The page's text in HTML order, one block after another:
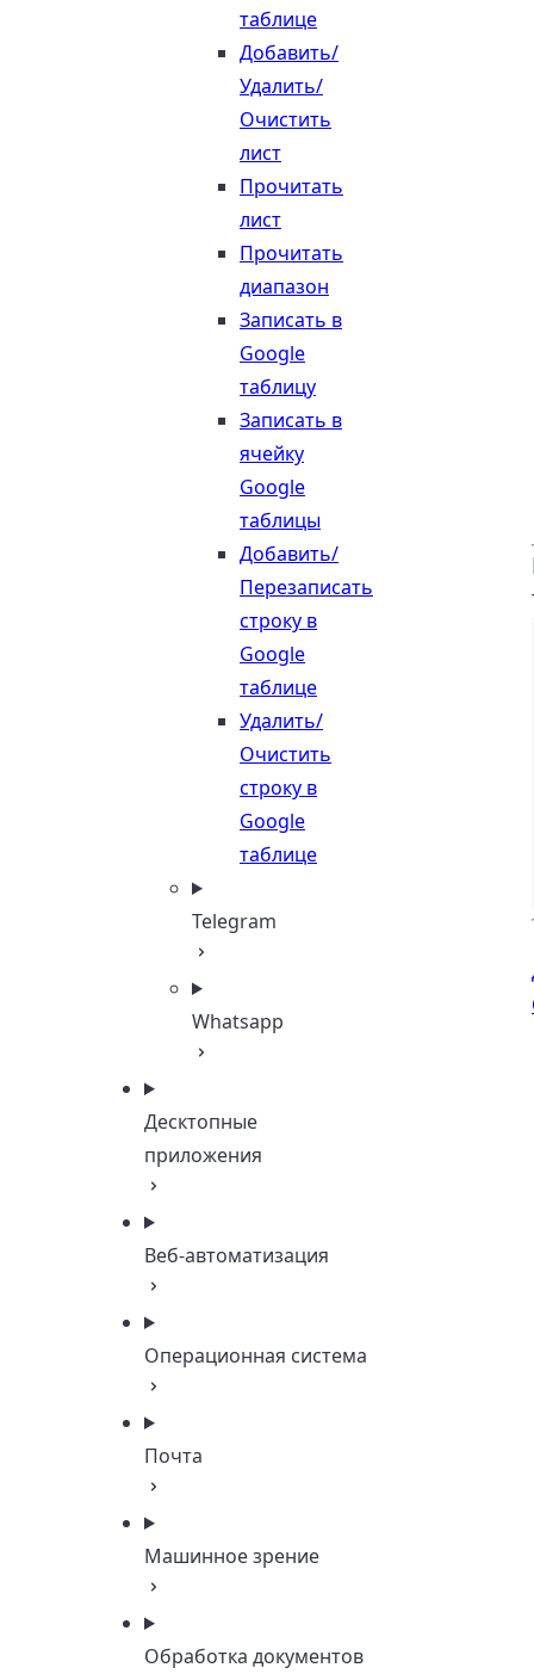
таблице
Добавить/
Удалить/
Очистить
лист
Прочитать
лист
Прочитать
диапазон
Записать в
Google
таблицу
Записать в
ячейку
Google
таблицы
Добавить/
Перезаписать
строку в
Google
таблице
Удалить/
Очистить
строку в
Google
таблице
Telegram
Whatsapp
Десктопные
приложения
Веб-автоматизация
Операционная система
Почта
Машинное зрение
Обработка документов